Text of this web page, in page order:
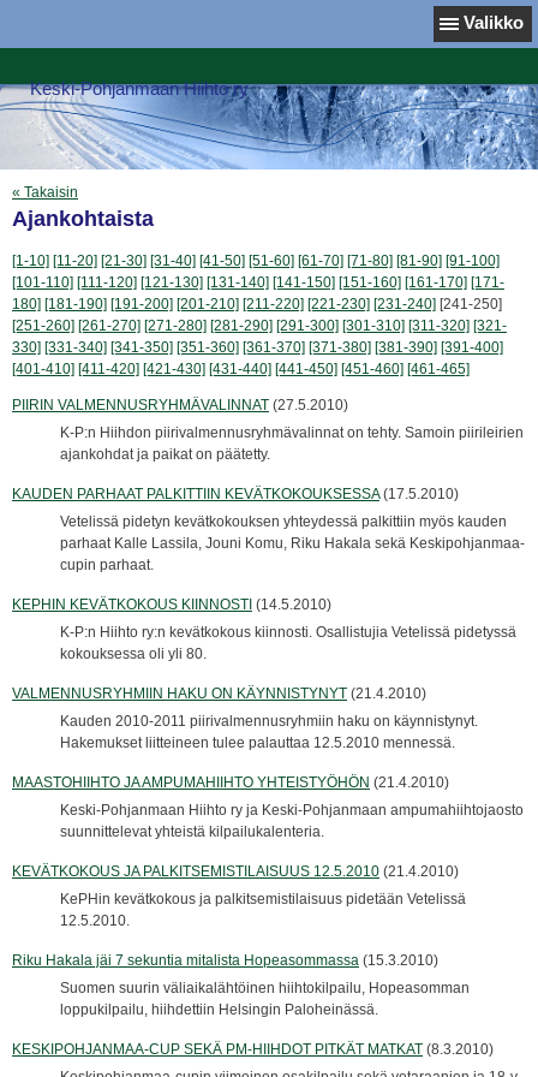
Valikko
Keski-Pohjanmaan Hiihto ry
« Takaisin
Ajankohtaista
[1-10] [11-20] [21-30] [31-40] [41-50] [51-60] [61-70] [71-80] [81-90] [91-100]
[101-110] [111-120] [121-130] [131-140] [141-150] [151-160] [161-170] [171-
180] [181-190] [191-200] [201-210] [211-220] [221-230] [231-240] [241-250]
[251-260] [261-270] [271-280] [281-290] [291-300] [301-310] [311-320] [321-
330] [331-340] [341-350] [351-360] [361-370] [371-380] [381-390] [391-400]
[401-410] [411-420] [421-430] [431-440] [441-450] [451-460] [461-465]
PIIRIN VALMENNUSRYHMÄVALINNAT (27.5.2010)
K-P:n Hiihdon piirivalmennusryhmävalinnat on tehty. Samoin piirileirien
ajankohdat ja paikat on päätetty.
KAUDEN PARHAAT PALKITTIIN KEVÄTKOKOUKSESSA (17.5.2010)
Vetelissä pidetyn kevätkokouksen yhteydessä palkittiin myös kauden
parhaat Kalle Lassila, Jouni Komu, Riku Hakala sekä Keskipohjanmaa-
cupin parhaat.
KEPHIN KEVÄTKOKOUS KIINNOSTI (14.5.2010)
K-P:n Hiihto ry:n kevätkokous kiinnosti. Osallistujia Vetelissä pidetyssä
kokouksessa oli yli 80.
VALMENNUSRYHMIIN HAKU ON KÄYNNISTYNYT (21.4.2010)
Kauden 2010-2011 piirivalmennusryhmiin haku on käynnistynyt.
Hakemukset liitteineen tulee palauttaa 12.5.2010 mennessä.
MAASTOHIIHTO JA AMPUMAHIIHTO YHTEISTYÖHÖN (21.4.2010)
Keski-Pohjanmaan Hiihto ry ja Keski-Pohjanmaan ampumahiihtojaosto
suunnittelevat yhteistä kilpailukalenteria.
KEVÄTKOKOUS JA PALKITSEMISTILAISUUS 12.5.2010 (21.4.2010)
KePHin kevätkokous ja palkitsemistilaisuus pidetään Vetelissä
12.5.2010.
Riku Hakala jäi 7 sekuntia mitalista Hopeasommassa (15.3.2010)
Suomen suurin väliaikalähtöinen hiihtokilpailu, Hopeasomman
loppukilpailu, hiihdettiin Helsingin Paloheinässä.
KESKIPOHJANMAA-CUP SEKÄ PM-HIIHDOT PITKÄT MATKAT (8.3.2010)